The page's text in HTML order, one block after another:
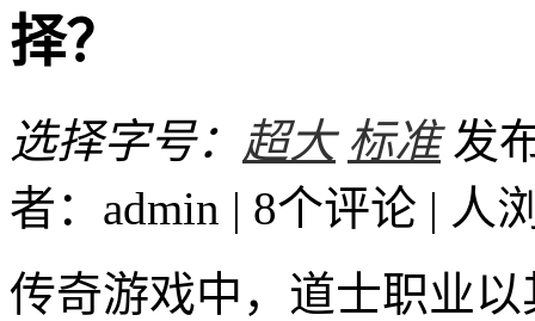
择？
选择字号： 超大 标准 发
者：admin | 8个评论 | 人
传奇游戏中，道士职业